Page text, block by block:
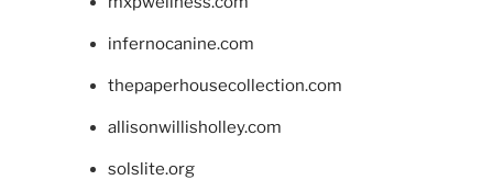
infernocanine.com
thepaperhousecollection.com
allisonwillisholley.com
solslite.org